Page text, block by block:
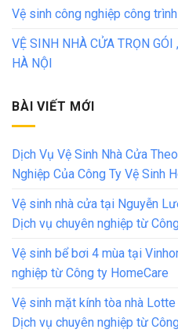
Vệ sinh công nghiệp công
VỆ SINH NHÀ CỬA TRỌN GÓI
HÀ NỘI
BÀI VIẾT MỚI
Dịch Vụ Vệ Sinh Nhà Cửa
Nghiệp Của Công Ty Vệ Sinh
Vệ sinh nhà cửa tại Nguyễn
Dịch vụ chuyên nghiệp từ
Vệ sinh bể bơi 4 mùa tại
nghiệp từ Công ty HomeCare
Vệ sinh mặt kính tòa nhà
Dịch vụ chuyên nghiệp từ